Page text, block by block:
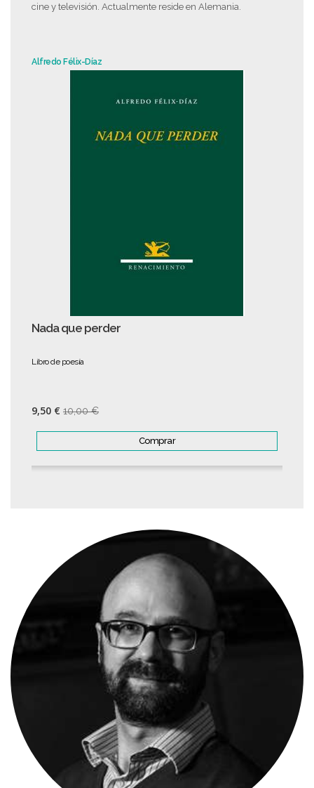
cine y televisión. Actualmente reside en Alemania.
Alfredo Félix-Díaz
Nada que perder
Libro de poesía
9,50 € 10,00 €
Comprar